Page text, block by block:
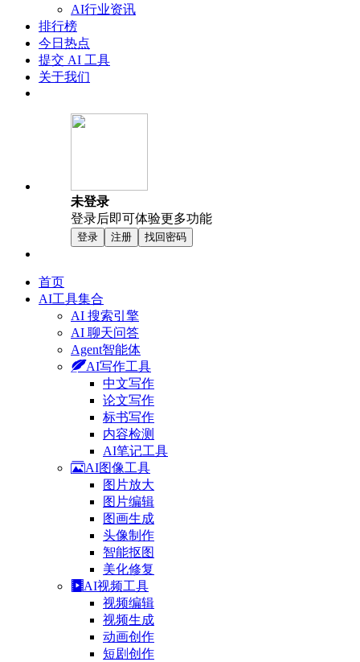
AI行业资讯
排行榜
今日热点
提交 AI 工具
关于我们
未登录
登录后即可体验更多功能
登录 注册 找回密码
首页
AI工具集合
AI 搜索引擎
AI 聊天问答
Agent智能体
AI写作工具
中文写作
论文写作
标书写作
内容检测
AI笔记工具
AI图像工具
图片放大
图片编辑
图画生成
头像制作
智能抠图
美化修复
AI视频工具
视频编辑
视频生成
动画创作
短剧创作